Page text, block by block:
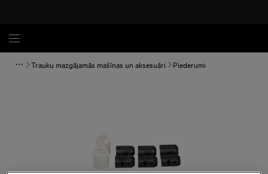
Trauku mazgājamās mašīnas un aksesuāri Piederumi